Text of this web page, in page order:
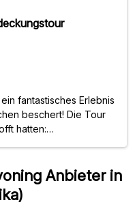
fantastisches Erlebnis
beschert! Die Tour
hatten:
Anbieter in